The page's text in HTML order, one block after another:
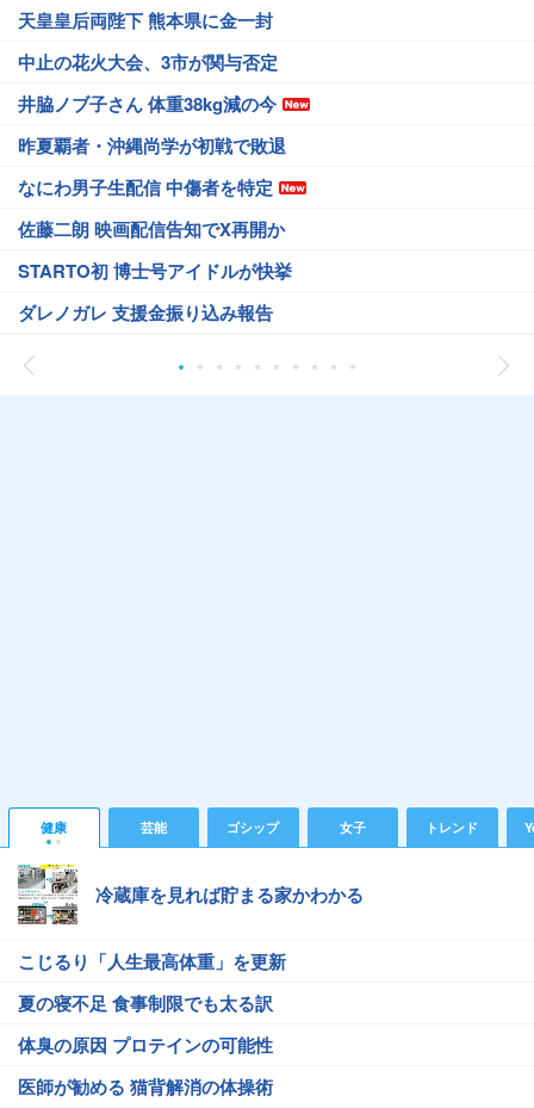
天皇皇后両陛下 熊本県に金一封
中止の花火大会、3市が関与否定
井脇ノブ子さん 体重38kg減の今
昨夏覇者・沖縄尚学が初戦で敗退
なにわ男子生配信 中傷者を特定
佐藤二朗 映画配信告知でX再開か
STARTO初 博士号アイドルが快挙
ダレノガレ 支援金振り込み報告
健康 芸能 ゴシップ 女子 トレンド
冷蔵庫を見れば貯まる家かわかる
こじるり「人生最高体重」を更新
夏の寝不足 食事制限でも太る訳
体臭の原因 プロテインの可能性
医師が勧める 猫背解消の体操術